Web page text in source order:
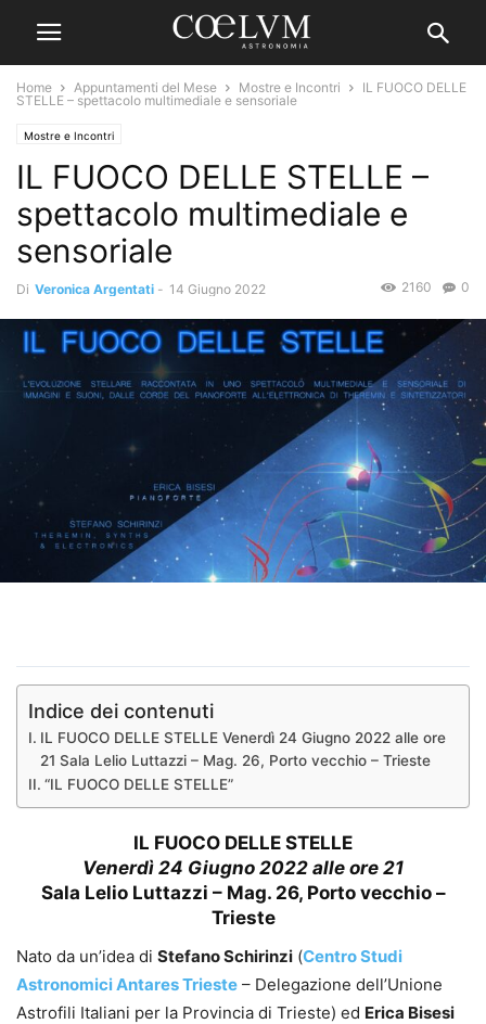
Home Appuntamenti del Mese Mostre e Incontri
IL FUOCO DELLE
STELLE – spettacolo multimediale e sensoriale
Mostre e Incontri
IL FUOCO DELLE STELLE –
spettacolo multimediale e
sensoriale
Di Veronica Argentati - 14 Giugno 2022 0
2160
Indice dei contenuti
IL FUOCO DELLE STELLE Venerdì 24 Giugno 2022 alle ore
21 Sala Lelio Luttazzi – Mag. 26, Porto vecchio – Trieste
“IL FUOCO DELLE STELLE”
IL FUOCO DELLE STELLE
Venerdì 24 Giugno 2022 alle ore 21
Sala Lelio Luttazzi – Mag. 26, Porto vecchio –
Trieste
Nato da un’idea di Stefano Schirinzi (Centro Studi
Astronomici Antares Trieste – Delegazione dell’Unione
Astrofili Italiani per la Provincia di Trieste) ed Erica Bisesi